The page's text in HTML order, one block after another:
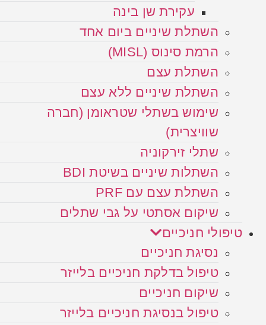
עקירת שן בינה
השתלת שיניים ביום אחד
הרמת סינוס (MISL)
השתלת עצם
השתלת שיניים ללא עצם
שימוש בשתלי שטראומן (חברה
שוויצרית)
שתלי זירקוניה
השתלות שיניים בשיטת BDI
השתלת עצם עם PRF
שיקום אסתטי על גבי שתלים
טיפולי חניכיים
נסיגת חניכיים
טיפול בדלקת חניכיים בלייזר
שיקום חניכיים
טיפול בנסיגת חניכיים בלייזר